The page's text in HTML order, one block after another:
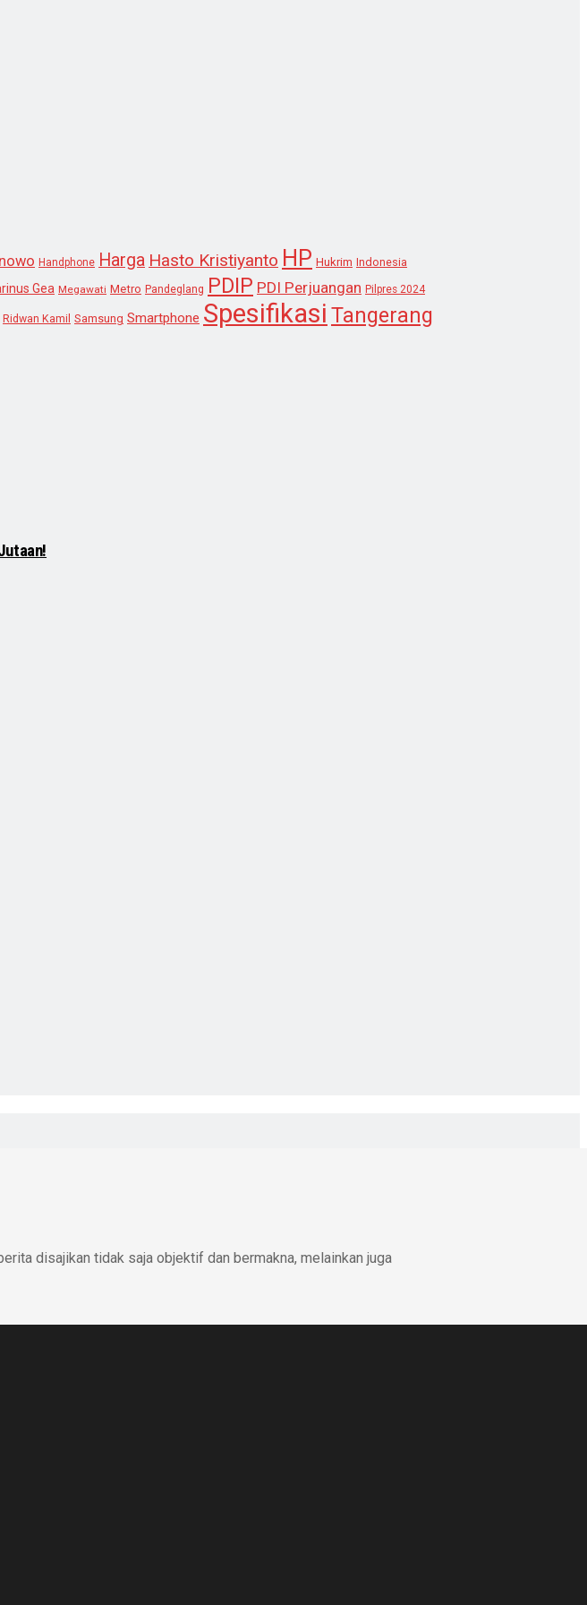
Handphone Harga Hasto Kristiyanto HP Hukrim Indonesia
Gea Megawati Metro Pandeglang PDIP PDI Perjuangan Pilpres 2024
Ridwan Kamil Samsung Smartphone Spesifikasi Tangerang
disajikan tidak saja objektif dan bermakna, melainkan juga